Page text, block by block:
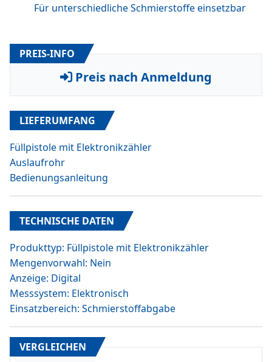
Für unterschiedliche Schmierstoffe einsetzbar
PREIS-INFO
Preis nach Anmeldung
LIEFERUMFANG
Füllpistole mit Elektronikzähler
Auslaufrohr
Bedienungsanleitung
TECHNISCHE DATEN
Produkttyp: Füllpistole mit Elektronikzähler
Mengenvorwahl: Nein
Anzeige: Digital
Messsystem: Elektronisch
Einsatzbereich: Schmierstoffabgabe
VERGLEICHEN